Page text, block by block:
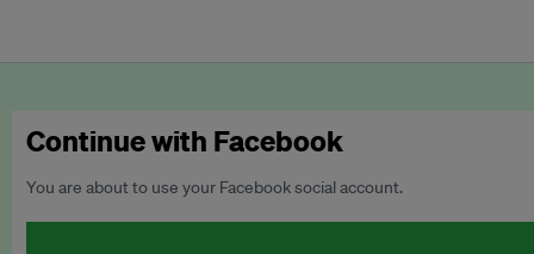
Continue with Facebook
You are about to use your Facebook social account.